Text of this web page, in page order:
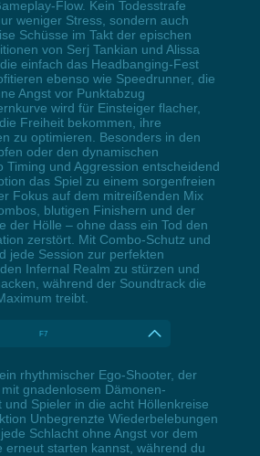
Flow. Kein Todesstrafe
weniger Stress, sondern auch
Schüsse im Takt der epischen
von Serj Tankian und Alissa
einfach das Headbanging-Fest
ebenso wie Speedrunner, die
Angst vor Punktabzug
wird für Einsteiger flacher,
Freiheit bekommen, ihre
zu optimieren. Besonders in den
oder den dynamischen
Timing und Aggression entscheidend
das Spiel zu einem sorgenfreien
Fokus auf dem mitreißenden Mix
blutigen Finishern und der
der Hölle – ohne dass ein Tod den
zerstört. Mit Combo-Schutz und
jede Session zur perfekten
Infernal Realm zu stürzen und
während der Soundtrack die
treibt.
F7
rhythmischer Ego-Shooter, der
gnadenlosem Dämonen-
und Spieler in die acht Höllenkreise
Unbegrenzte Wiederbelebungen
Schlacht ohne Angst vor dem
erneut starten kannst, während du